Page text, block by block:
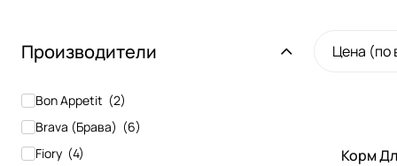
Производители
Bon Appetit (2)
Brava (Брава) (6)
Fiory (4)
Цена (по
Корм